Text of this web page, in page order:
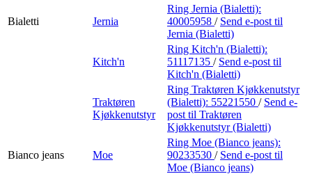
Bialetti Jernia
Ring Jernia (Bialetti):
40005958 / Send e-post til
Jernia (Bialetti)
Kitch'n
Ring Kitch'n (Bialetti):
51117135 / Send e-post til
Kitch'n (Bialetti)
Traktøren
Kjøkkenutstyr
Ring Traktøren Kjøkkenutstyr
(Bialetti): 55221550 / Send e-
post til Traktøren
Kjøkkenutstyr (Bialetti)
Bianco jeans Moe
Ring Moe (Bianco jeans):
90233530 / Send e-post til
Moe (Bianco jeans)